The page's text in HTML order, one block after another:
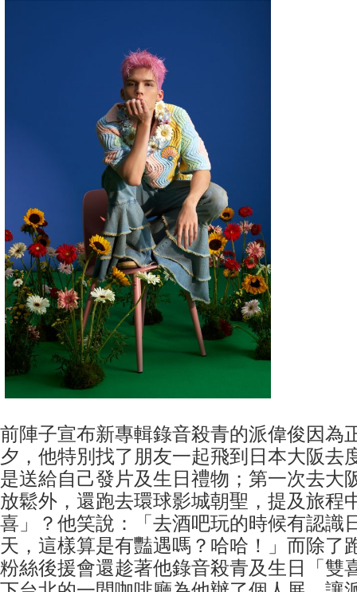
前陣子宣布新專輯錄音殺青的派偉俊因為
夕，他特別找了朋友一起飛到日本大阪去
是送給自己發片及生日禮物；第一次去大
放鬆外，還跑去環球影城朝聖，提及旅程
喜」？他笑說：「去酒吧玩的時候有認識
天，這樣算是有豔遇嗎？哈哈！」而除了
粉絲後援會還趁著他錄音殺青及生日「雙